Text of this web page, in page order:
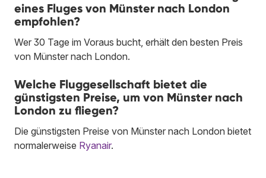
eines Fluges von Münster nach London
empfohlen?
Wer 30 Tage im Voraus bucht, erhält den besten Preis
von Münster nach London.
Welche Fluggesellschaft bietet die
günstigsten Preise, um von Münster nach
London zu fliegen?
Die günstigsten Preise von Münster nach London bietet
normalerweise Ryanair.